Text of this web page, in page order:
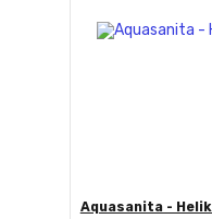
Aquasanita -